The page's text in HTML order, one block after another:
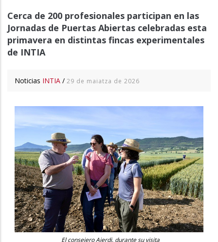
Cerca de 200 profesionales participan en las
Jornadas de Puertas Abiertas celebradas esta
primavera en distintas fincas experimentales
de INTIA
Noticias INTIA / 29 de maiatza de 2026
El consejero Aierdi, durante su visita